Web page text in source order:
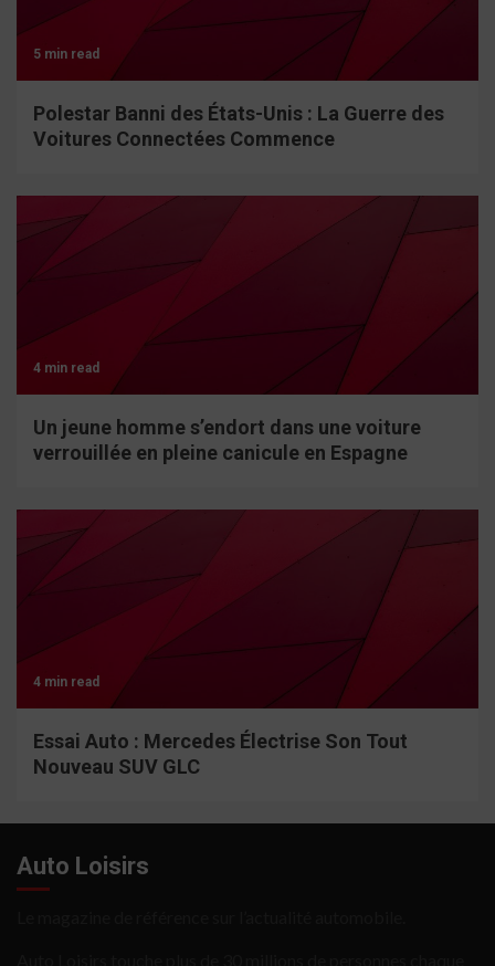
5 min read
Polestar Banni des États-Unis : La Guerre des
Voitures Connectées Commence
4 min read
Un jeune homme s’endort dans une voiture
verrouillée en pleine canicule en Espagne
4 min read
Essai Auto : Mercedes Électrise Son Tout
Nouveau SUV GLC
Auto Loisirs